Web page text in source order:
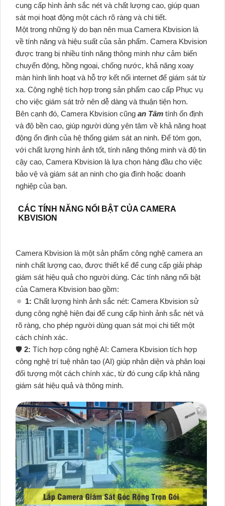
cung cấp hình ảnh sắc nét và chất lượng cao, giúp quan
sát mọi hoạt động một cách rõ ràng và chi tiết.
Một trong những lý do bạn nên mua Camera Kbvision là
về tính năng và hiệu suất của sản phẩm. Camera Kbvision
được trang bị nhiều tính năng thông minh như cảm biến
chuyển động, hồng ngoại, chống nước, khả năng xoay
màn hình linh hoạt và hỗ trợ kết nối internet để giám sát từ
xa. Cộng nghệ tích hợp trong sản phẩm cao cấp Phục vụ
cho việc giám sát trở nên dễ dàng và thuận tiện hơn.
Bên cạnh đó, Camera Kbvision cũng an Tâm tính ổn định
và độ bền cao, giúp người dùng yên tâm về khả năng hoạt
động ổn định của hệ thống giám sát an ninh. Để tóm gọn,
với chất lượng hình ảnh tốt, tính năng thông minh và độ tin
cậy cao, Camera Kbvision là lựa chọn hàng đầu cho việc
bảo vệ và giám sát an ninh cho gia đình hoặc doanh
nghiệp của bạn.
CÁC TÍNH NĂNG NỔI BẬT CỦA CAMERA
KBVISION
Camera Kbvision là một sản phẩm công nghệ camera an
ninh chất lượng cao, được thiết kế để cung cấp giải pháp
giám sát hiệu quả cho người dùng. Các tính năng nổi bật
của Camera Kbvision bao gồm:
🔅 1: Chất lượng hình ảnh sắc nét: Camera Kbvision sử
dụng công nghệ hiện đại để cung cấp hình ảnh sắc nét và
rõ ràng, cho phép người dùng quan sát mọi chi tiết một
cách chính xác.
🛡 2: Tích hợp công nghệ AI: Camera Kbvision tích hợp
công nghệ trí tuệ nhân tạo (AI) giúp nhận diện và phân loại
đối tượng một cách chính xác, từ đó cung cấp khả năng
giám sát hiệu quả và thông minh.